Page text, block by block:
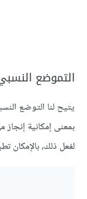
التموضع
يتيح لنا التوضع
بمعنى إمكانية
لفعل ذلك، بالإمكان